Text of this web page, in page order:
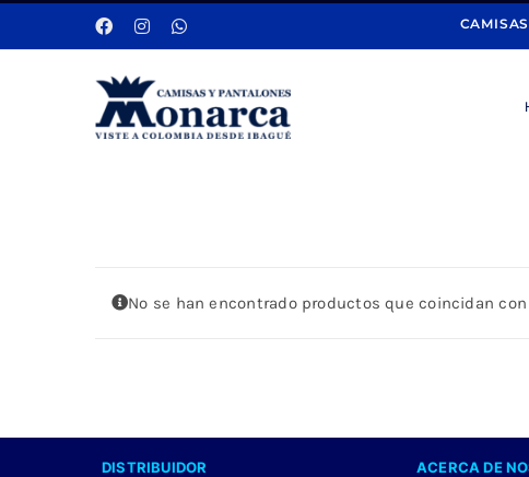
al
No se han encontrado productos que coincidan
DISTRIBUIDOR ACERCA DE